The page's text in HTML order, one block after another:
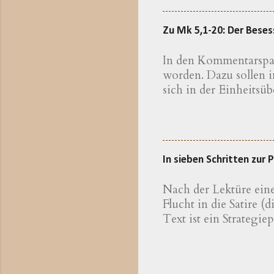
eine
Zu Mk 5,1-20: Der
In den
worden. Dazu sollen
sich in der
gegliederten
Geheilten selbst
In sieben Schritten zur
Nach der Lektüre
Flucht in die Satire
Text ist ein
sich von